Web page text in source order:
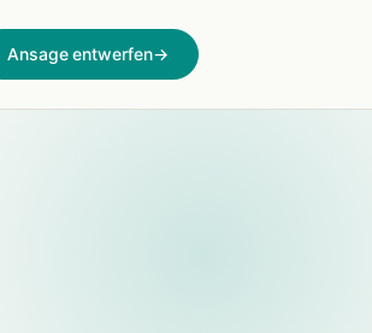
Ansage entwerfen→